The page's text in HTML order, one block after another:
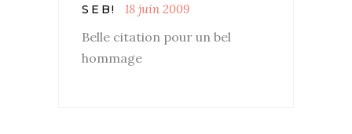
SEB! 18 juin 2009
Belle citation pour un bel
hommage